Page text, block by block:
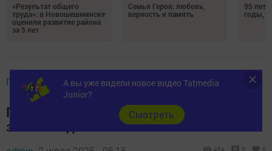
«Результат общего
труда»: в Новошешминске
оценили развитие района
за 5 лет
Семья Героя: любовь,
верность и память
95 лет
годы,
ГОРОСКОП
Гороскоп на 2 июля 2025 года для всех
знаков зодиака
454 0 0
А вы уже видели новое видео Tatmedia
Junior?
Cмотреть